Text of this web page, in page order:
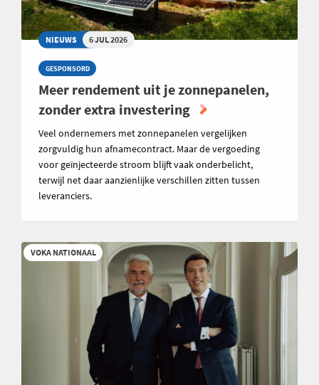
NIEUWS 6 JUL 2026
GESPONSORD
Meer rendement uit je zonnepanelen,
zonder extra investering
Veel ondernemers met zonnepanelen vergelijken
zorgvuldig hun afnamecontract. Maar de vergoeding
voor geïnjecteerde stroom blijft vaak onderbelicht,
terwijl net daar aanzienlijke verschillen zitten tussen
leveranciers.
VOKA NATIONAAL